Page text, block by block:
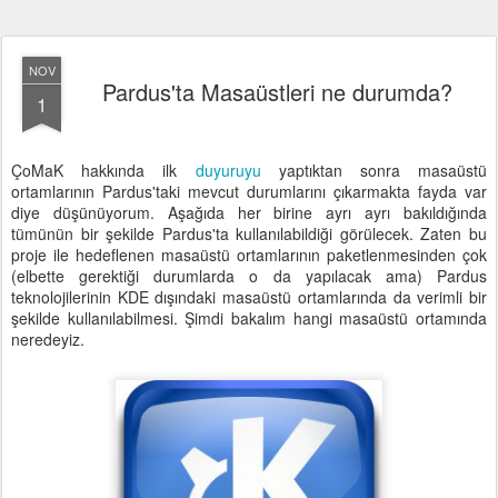
NOV
1 Pardus'ta Masaüstleri ne durumda?
ÇoMaK hakkında ilk duyuruyu yaptıktan sonra masaüstü
ortamlarının Pardus'taki mevcut durumlarını çıkarmakta fayda var
diye düşünüyorum. Aşağıda her birine ayrı ayrı bakıldığında
tümünün bir şekilde Pardus'ta kullanılabildiği görülecek. Zaten bu
proje ile hedeflenen masaüstü ortamlarının paketlenmesinden çok
(elbette gerektiği durumlarda o da yapılacak ama) Pardus
teknolojilerinin KDE dışındaki masaüstü ortamlarında da verimli bir
şekilde kullanılabilmesi. Şimdi bakalım hangi masaüstü ortamında
neredeyiz.